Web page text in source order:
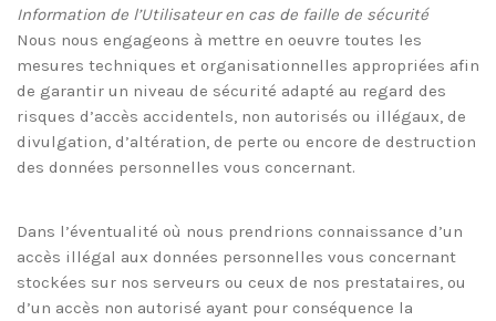
Information de l’Utilisateur en cas de faille de sécurité
Nous nous engageons à mettre en oeuvre toutes les
mesures techniques et organisationnelles appropriées afin
de garantir un niveau de sécurité adapté au regard des
risques d’accès accidentels, non autorisés ou illégaux, de
divulgation, d’altération, de perte ou encore de destruction
des données personnelles vous concernant.
Dans l’éventualité où nous prendrions connaissance d’un
accès illégal aux données personnelles vous concernant
stockées sur nos serveurs ou ceux de nos prestataires, ou
d’un accès non autorisé ayant pour conséquence la